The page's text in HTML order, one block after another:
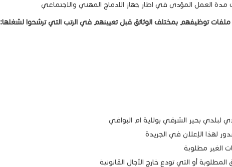
العمل المؤدى في اطار جهاز الادماج المهني والاجتماعي
ملفات توظيفهم بمختلف الوثائق قبل تعيينهم في الرتب التي ترشحوا لشغلها:
لبلدي بحير الشرقي بولاية ام البواقي
الغير مطلوبة
المطلوبة أو التي تودع خارج الآجال القانونية